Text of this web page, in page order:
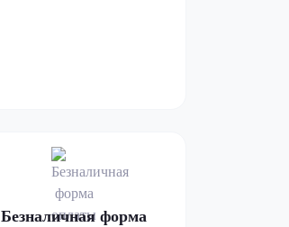
Безналичная форма